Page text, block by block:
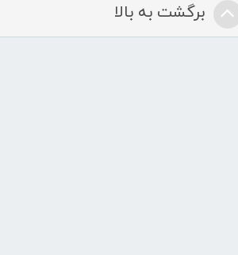
برگشت به بالا